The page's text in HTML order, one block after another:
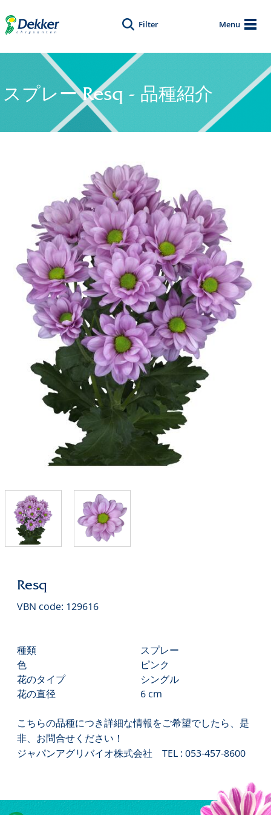
Menu
Filter
スプレー Resq - 品種紹介
Resq
VBN code: 129616
種類
スプレー
色
ピンク
花のタイプ
シングル
花の直径
6 cm
こちらの品種につき詳細な情報をご希望でしたら、是
非、お問合せください！
ジャパンアグリバイオ株式会社 TEL : 053-457-8600